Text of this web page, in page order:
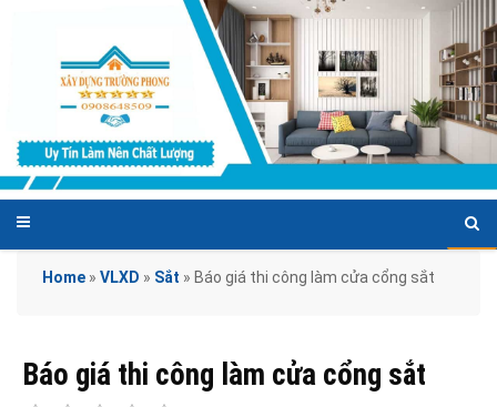
Home » VLXD » Sắt » Báo giá thi công làm cửa cổng sắt
Báo giá thi công làm cửa cổng sắt